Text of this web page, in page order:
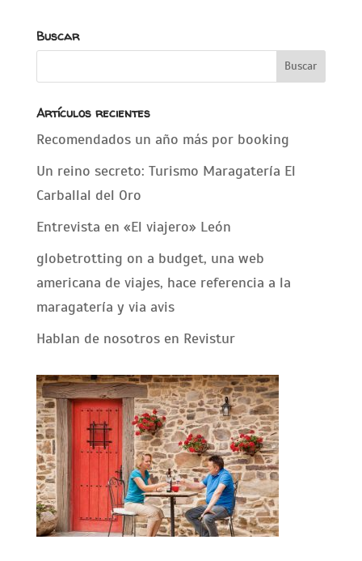
Buscar
Artículos recientes
Recomendados un año más por booking
Un reino secreto: Turismo Maragatería El
Carballal del Oro
Entrevista en «El viajero» León
globetrotting on a budget, una web
americana de viajes, hace referencia a la
maragatería y via avis
Hablan de nosotros en Revistur